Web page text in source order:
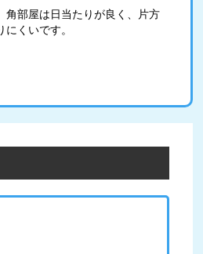
角部屋は日当たりが良く、片方
くいです。